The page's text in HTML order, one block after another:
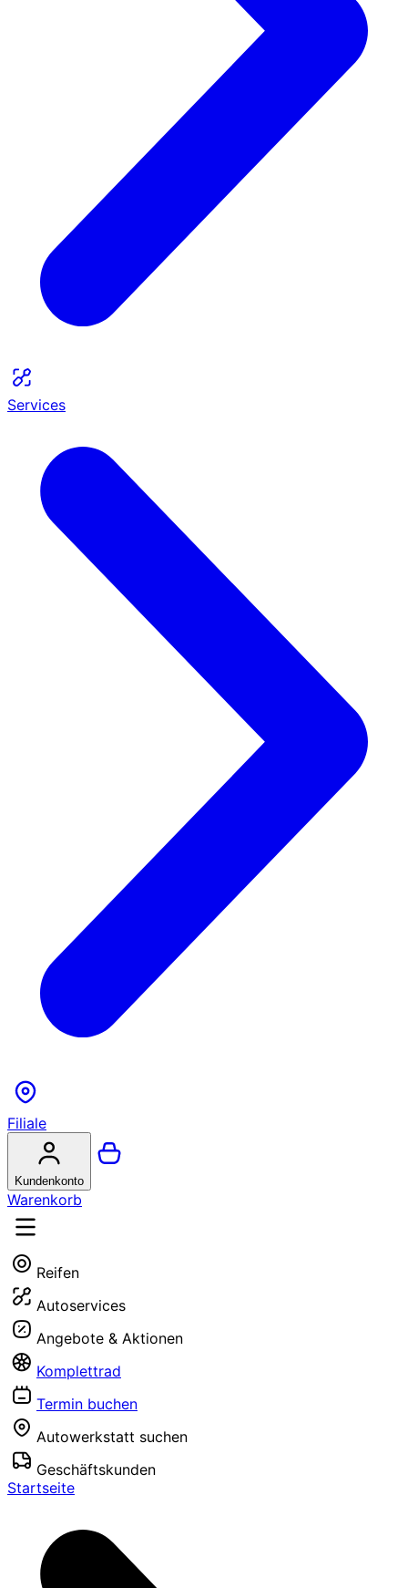
Services
Filiale
Kundenkonto
Warenkorb
Reifen
Autoservices
Angebote & Aktionen
Komplettrad
Termin buchen
Autowerkstatt suchen
Geschäftskunden
Startseite